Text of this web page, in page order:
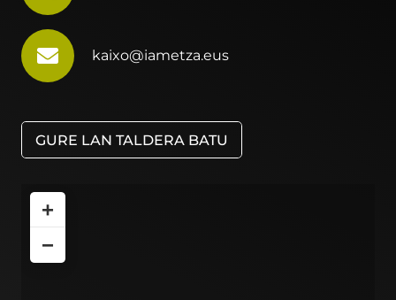
kaixo@iametza.eus
GURE LAN TALDERA BATU
+
−